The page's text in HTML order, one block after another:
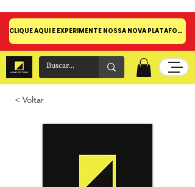
CLIQUE AQUI E EXPERIMENTE NOSSA NOVA PLATAFORMA!
< Voltar